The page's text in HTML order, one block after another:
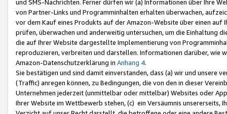
und SMS-Nachrichten. Ferner dürfen wir (a) Informationen über Ihre
von Partner-Links und Programminhalten erhalten überwachen,
vor dem Kauf eines Produkts auf der Amazon-Website über einen
prüfen, überwachen und anderweitig untersuchen, um die Einhaltung
die auf Ihrer Website dargestellte Implementierung von
reproduzieren, verbreiten und darstellen. Informationen darüber, wie
Amazon-Datenschutzerklärung in Anhang 4.
Sie bestätigen und sind damit einverstanden, dass (a) wir und
(Traffic) anregen können, zu Bedingungen, die von den in dieser
Unternehmen jederzeit (unmittelbar oder mittelbar) Websites oder
Ihrer Website im Wettbewerb stehen, (c) ein Versäumnis unsererseits,